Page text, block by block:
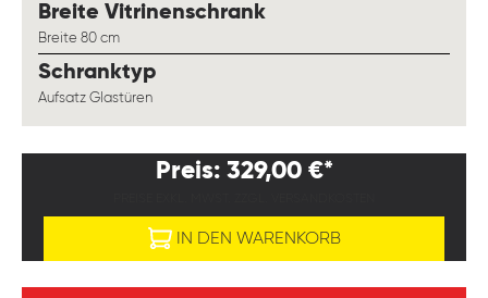
Breite Vitrinenschrankauswählen
Breite 80 cm
Schranktypauswählen
Aufsatz Glastüren
Preis: 329,00 €*
IN DEN WARENKORB